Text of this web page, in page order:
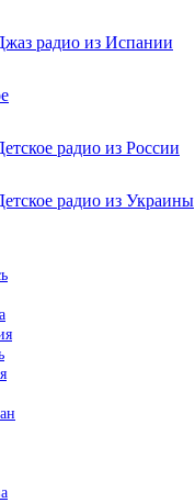
радио из Испании
радио из России
радио из Украины